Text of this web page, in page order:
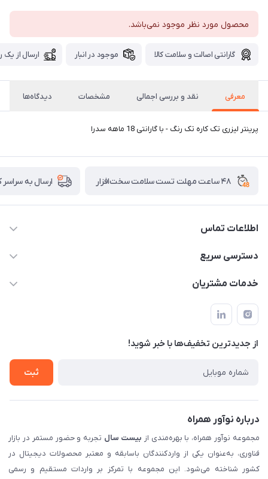
محصول مورد نظر موجود نمی‌باشد.
گارانتی اصالت و سلامت کالا موجود در انبار ارسال از یک
معرفی نقد و بررسی اجمالی مشخصات دیدگاه‌ها
پرینتر لیزری تک کاره تک رنگ - با گارانتی 18 ماهه سدرا
۴۸ ساعت مهلت تست سلامت سخت‌افزار ارسال به
اطلاعات تماس
02122913967
۲۳، طبقه سوم
دسترسی سریع
لیست محصولات
حساب کاربری
تماس با ما
خدمات مشتریان
قوانین و مقررات
حریم خصوصی
شرایط گارانتی
ثبت شکایت
از جدید‌ترین تخفیف‌ها با‌ خبر شوید!
ثبت
درباره نوآور همراه
مجموعه نوآور همراه، با بهره‌مندی از بیست سال تجربه و حضور مستمر در بازار
فناوری، به‌عنوان یکی از واردکنندگان باسابقه و معتبر محصولات دیجیتال در
کشور شناخته می‌شود. این مجموعه با تمرکز بر واردات مستقیم و رسمی